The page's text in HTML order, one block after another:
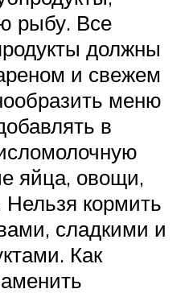
рыбу. Все
должны
и свежем
меню
в
яйца, овощи,
кормить
сладкими и
Как